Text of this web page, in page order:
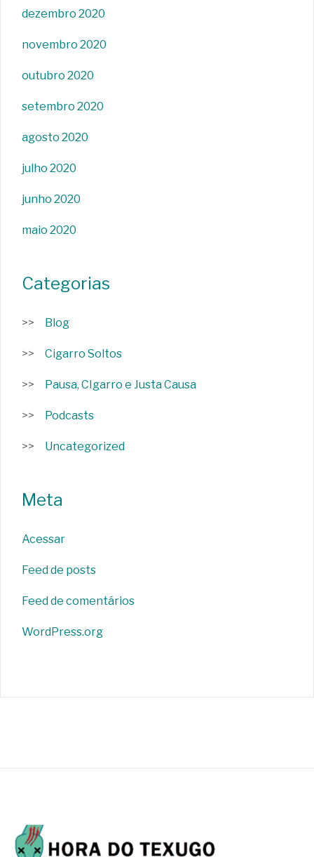
dezembro 2020
novembro 2020
outubro 2020
setembro 2020
agosto 2020
julho 2020
junho 2020
maio 2020
Categorias
Blog
Cigarro Soltos
Pausa, CIgarro e Justa Causa
Podcasts
Uncategorized
Meta
Acessar
Feed de posts
Feed de comentários
WordPress.org